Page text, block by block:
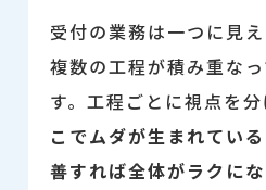
受付の業務は一つに見
複数の工程が積み重な
す。工程ごとに視点を分
こでムダが生まれてい
善すれば全体がラクに